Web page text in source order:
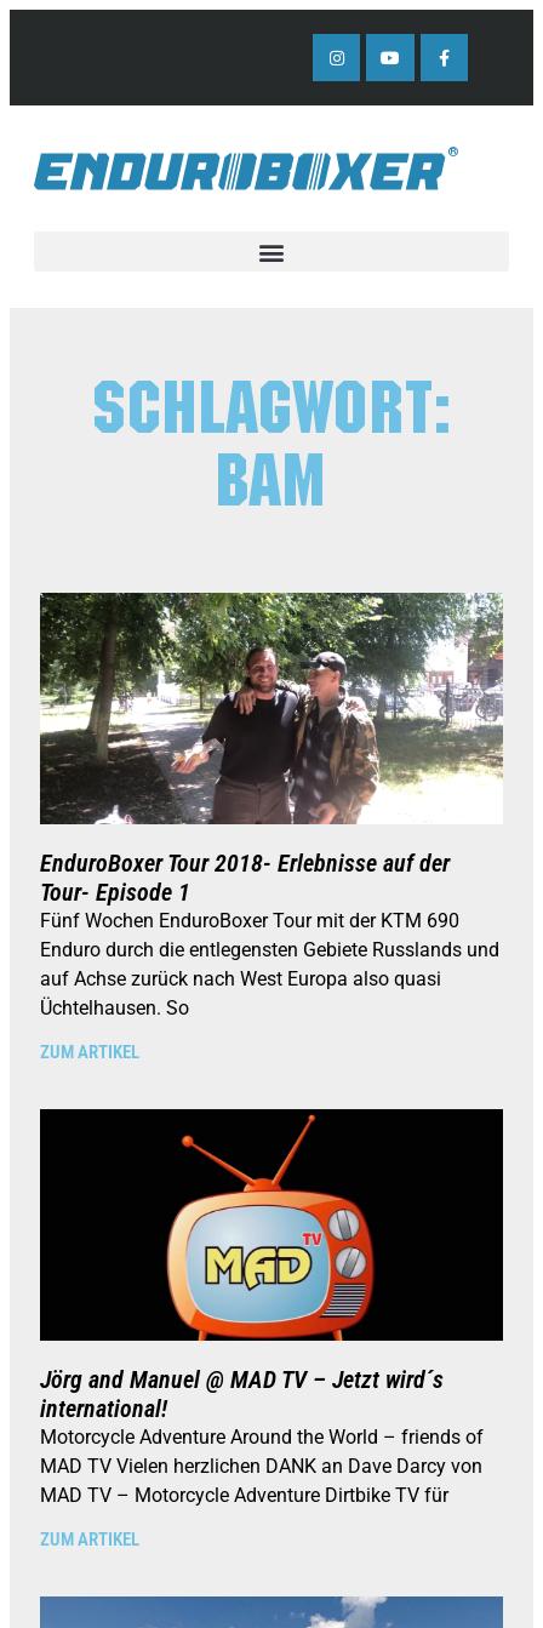
Schlagwort:
BAM
EnduroBoxer Tour 2018- Erlebnisse auf der
Tour- Episode 1
Fünf Wochen EnduroBoxer Tour mit der KTM 690
Enduro durch die entlegensten Gebiete Russlands und
auf Achse zurück nach West Europa also quasi
Üchtelhausen. So
ZUM ARTIKEL
Jörg and Manuel @ MAD TV – Jetzt wird´s
international!
Motorcycle Adventure Around the World – friends of
MAD TV Vielen herzlichen DANK an Dave Darcy von
MAD TV – Motorcycle Adventure Dirtbike TV für
ZUM ARTIKEL